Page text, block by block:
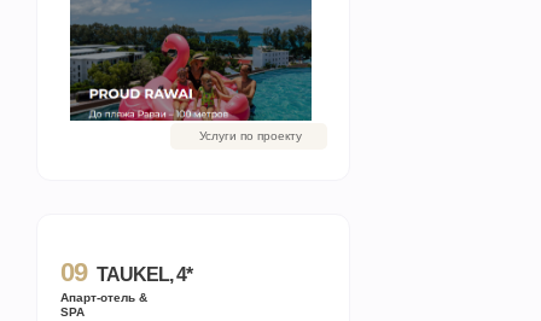
TAUKEL, 4*
Апарт-отель &
SPA
09
Услуги по проекту